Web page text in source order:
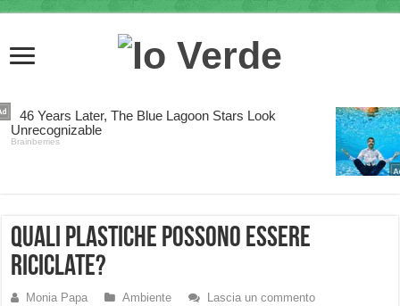
Quali plastiche possono essere
riciclate?
Monia Papa Ambiente Lascia un commento